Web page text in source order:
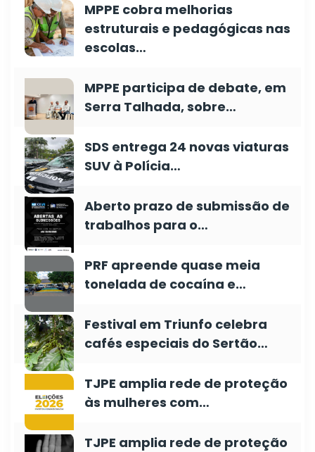
MPPE cobra melhorias
estruturais e pedagógicas nas
escolas…
MPPE participa de debate, em
Serra Talhada, sobre…
SDS entrega 24 novas viaturas
SUV à Polícia…
Aberto prazo de submissão de
trabalhos para o…
PRF apreende quase meia
tonelada de cocaína e…
Festival em Triunfo celebra
cafés especiais do Sertão…
TJPE amplia rede de proteção
às mulheres com…
TJPE amplia rede de proteção